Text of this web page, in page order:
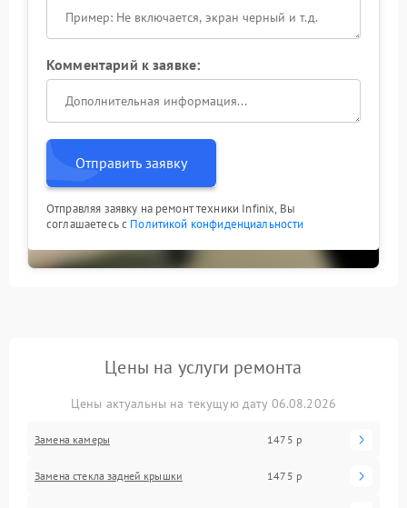
Комментарий к заявке:
Отправить заявку
Отправляя заявку на ремонт техники Infinix, Вы
соглашаетесь с Политикой конфиденциальности
Цены на услуги ремонта
Цены актуальны на текущую дату 06.08.2026
Замена камеры 1475 р
Замена стекла задней крышки 1475 р